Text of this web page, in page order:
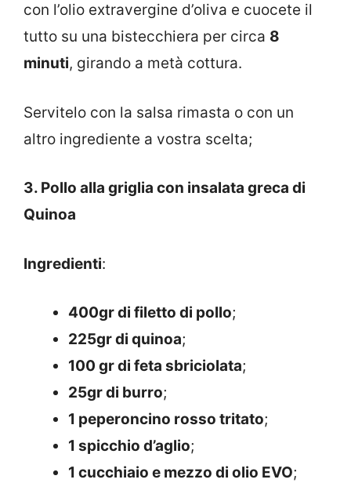
con l’olio extravergine d’oliva e cuocete il
tutto su una bistecchiera per circa 8
minuti, girando a metà cottura.
Servitelo con la salsa rimasta o con un
altro ingrediente a vostra scelta;
3. Pollo alla griglia con insalata greca di
Quinoa
Ingredienti:
400gr di filetto di pollo;
225gr di quinoa;
100 gr di feta sbriciolata;
25gr di burro;
1 peperoncino rosso tritato;
1 spicchio d’aglio;
1 cucchiaio e mezzo di olio EVO;